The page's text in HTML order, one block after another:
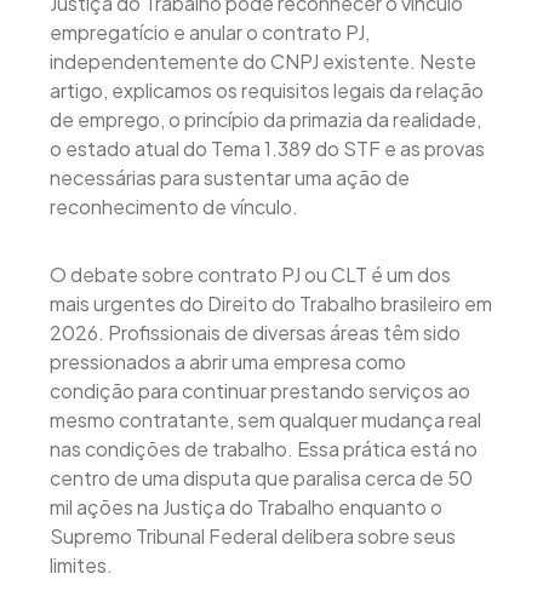
empregatício e anular o contrato PJ,
independentemente do CNPJ existente. Neste
artigo, explicamos os requisitos legais da relação
de emprego, o princípio da primazia da realidade,
o estado atual do Tema 1.389 do STF e as provas
necessárias para sustentar uma ação de
reconhecimento de vínculo.
O debate sobre contrato PJ ou CLT é um dos
mais urgentes do Direito do Trabalho brasileiro em
2026. Profissionais de diversas áreas têm sido
pressionados a abrir uma empresa como
condição para continuar prestando serviços ao
mesmo contratante, sem qualquer mudança real
nas condições de trabalho. Essa prática está no
centro de uma disputa que paralisa cerca de 50
mil ações na Justiça do Trabalho enquanto o
Supremo Tribunal Federal delibera sobre seus
limites.